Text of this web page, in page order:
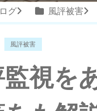
グ 風評被害
風評被害
視を